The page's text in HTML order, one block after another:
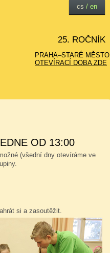
25. ROČNÍK
PRAHA–STARÉ MĚSTO
OTEVÍRACÍ DOBA ZDE
cs / en
OD 13:00
(všední dny otevíráme ve
si a zasoutěžit.